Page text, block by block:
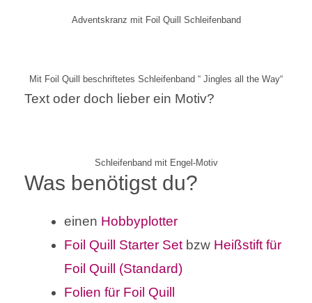
Adventskranz mit Foil Quill Schleifenband
Mit Foil Quill beschriftetes Schleifenband “ Jingles all the Way“
Text oder doch lieber ein Motiv?
Schleifenband mit Engel-Motiv
Was benötigst du?
einen Hobbyplotter
Foil Quill Starter Set bzw Heißstift für
Foil Quill (Standard)
Folien für Foil Quill